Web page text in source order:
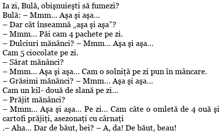
Ia zi, Bulă, obişnuieşti să fumezi?
Bulă: – Mmm… Aşa şi aşa…
– Dar cât înseamnă „aşa şi aşa”?
– Mmm… Păi cam 4 pachete pe zi.
– Dulciuri mănânci? – Mmm… Aşa şi aşa…
Cam 5 ciocolate pe zi.
– Sărat mănânci?
– Mmm… Aşa şi aşa… Cam o solniţă pe zi pun în mâncare.
– Grăsimi mănânci? – Mmm… Aşa şi aşa…
Cam un kil- două de slană pe zi…
– Prăjit mănânci?
– Mmm… Aşa şi aşa… Pe zi… Cam câte o omletă de 4 ouă şi
cartofi prăjiţi, asezonaţi cu cârnaţi
.– Aha… Dar de băut, bei? – A, da! De băut, beau!